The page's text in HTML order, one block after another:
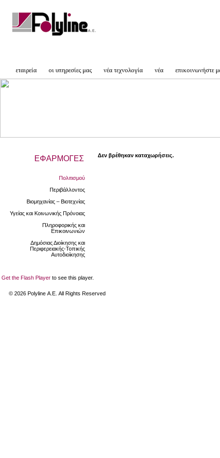
εταιρεία οι υπηρεσίες μας νέα τεχνολογία νέα επικοινωνήστε
ΕΦΑΡΜΟΓΕΣ
Πολιτισμού
Περιβάλλοντος
Βιομηχανίας – Βιοτεχνίας
Υγείας και Κοινωνικής Πρόνοιας
Πληροφορικής και
Επικοινωνιών
Δημόσιας Διοίκησης και
Περιφερειακής-Τοπικής
Αυτοδιοίκησης
Δεν βρέθηκαν καταχωρήσεις.
Get the Flash Player to see this player.
© 2026 Polyline Α.Ε. All Rights Reserved